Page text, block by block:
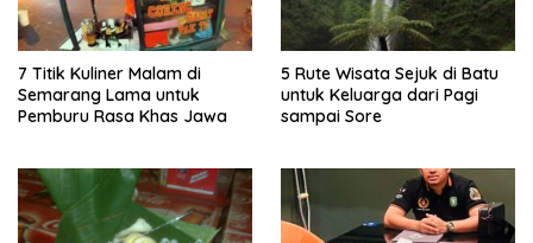
7 Titik Kuliner Malam di
Semarang Lama untuk
Pemburu Rasa Khas Jawa
5 Rute Wisata Sejuk di Batu
untuk Keluarga dari Pagi
sampai Sore